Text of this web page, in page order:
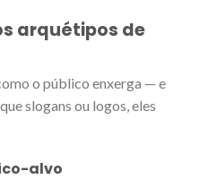
arquétipos de
o público enxerga — e
slogans ou logos, eles
alvo